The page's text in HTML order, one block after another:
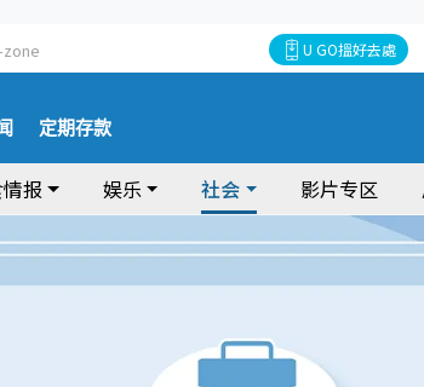
U GO搵好去處
定期存款
报 娱乐 社会 影片专区